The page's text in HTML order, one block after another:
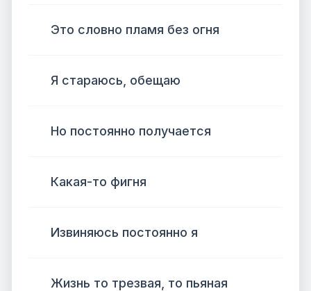
Это словно пламя без огня
Я стараюсь, обещаю
Но постоянно получается
Какая-то фигня
Извиняюсь постоянно я
Жизнь то трезвая, то пьяная